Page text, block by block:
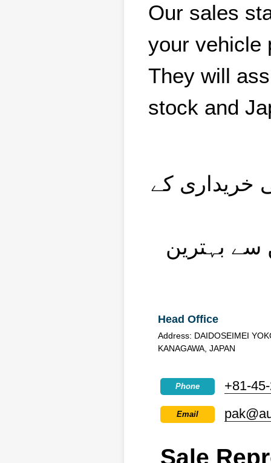
Our sales
your vehicle
They will
stock and
خریداری کے
سے بہترین
Head Office
Address: DAIDOSEIMEI
KANAGAWA, JAPAN
Phone +81-
Email
Sale